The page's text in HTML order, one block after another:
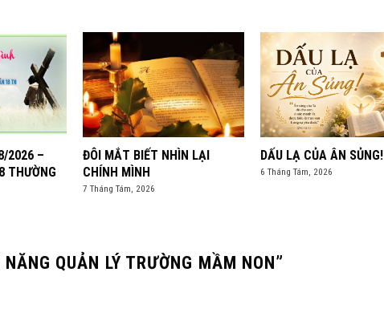
2026 –
THƯỜNG
ĐÔI MẮT BIẾT NHÌN LẠI
CHÍNH MÌNH
7 Tháng Tám, 2026
DẤU LẠ CỦA ÂN SỦNG!
6 Tháng Tám, 2026
QUẢN LÝ TRƯỜNG MẦM NON”